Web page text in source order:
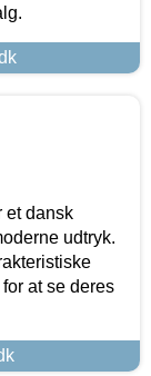
et dansk
udtryk.
at se deres